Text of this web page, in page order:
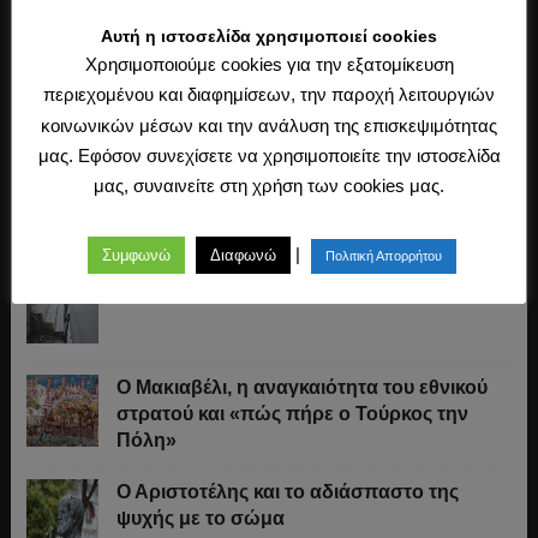
Τελευταία Άρθρα
Ο Μακιαβέλι, η αναγκαιότητα του εθνικού
στρατού και «πώς πήρε ο Τούρκος την
Πόλη»
Ο Αριστοτέλης και το αδιάσπαστο της
ψυχής με το σώμα
Αυτή η ιστοσελίδα χρησιμοποιεί cookies
Χρησιμοποιούμε cookies για την εξατομίκευση
περιεχομένου και διαφημίσεων, την παροχή λειτουργιών
κοινωνικών μέσων και την ανάλυση της επισκεψιμότητας
μας. Εφόσον συνεχίσετε να χρησιμοποιείτε την ιστοσελίδα
μας, συναινείτε στη χρήση των cookies μας.
Συμφωνώ Διαφωνώ | Πολιτική Απορρήτου